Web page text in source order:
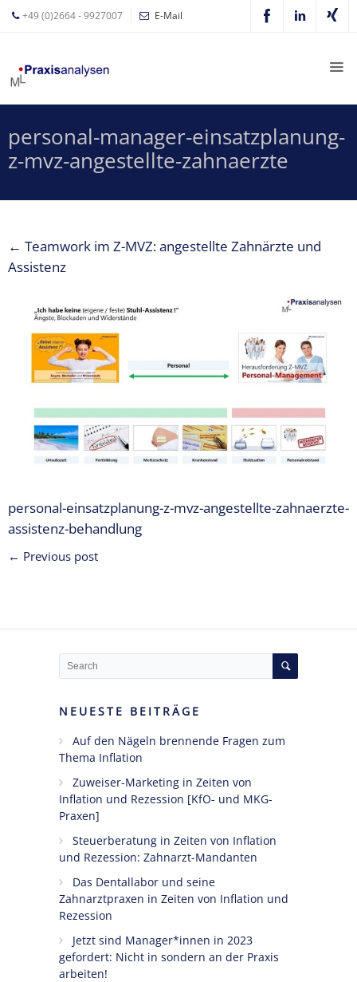
+49 (0)2664 - 9927007 E-Mail
personal-manager-einsatzplanung-
z-mvz-angestellte-zahnaerzte
← Teamwork im Z-MVZ: angestellte Zahnärzte und
Assistenz
personal-einsatzplanung-z-mvz-angestellte-zahnaerzte-
assistenz-behandlung
← Previous post
NEUESTE BEITRÄGE
Auf den Nägeln brennende Fragen zum
Thema Inflation
Zuweiser-Marketing in Zeiten von
Inflation und Rezession [KfO- und MKG-
Praxen]
Steuerberatung in Zeiten von Inflation
und Rezession: Zahnarzt-Mandanten
Das Dentallabor und seine
Zahnarztpraxen in Zeiten von Inflation und
Rezession
Jetzt sind Manager*innen in 2023
gefordert: Nicht in sondern an der Praxis
arbeiten!
Leyer
Expertisen
Betriebswirtschaftliche
Beratung für
Z-MVZ
Expertise
1 – Z-
Basics
Expertise
Konzept
Expertise 3 –
Z-MVZ
Z-MVZ
Management
Ängste,
Blockaden
und
Widerstände
angestellter
im Z-MVZ